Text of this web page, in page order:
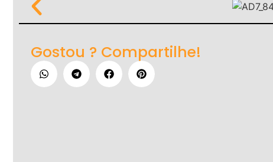
Gostou ? Compartilhe!